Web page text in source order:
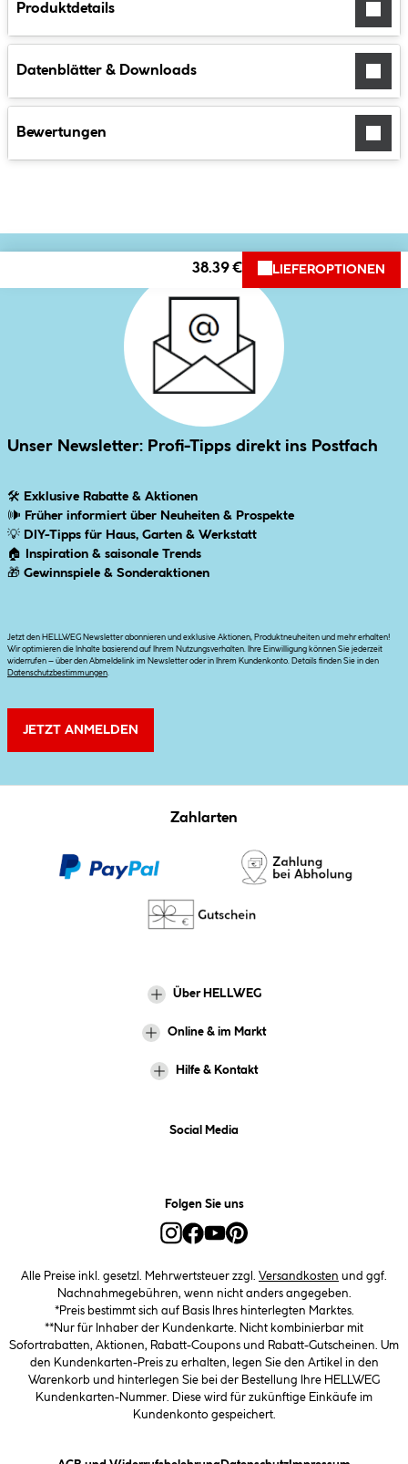
Produktdetails
Datenblätter & Downloads
Bewertungen
38.39 € LIEFEROPTIONEN
Unser Newsletter: Profi-Tipps direkt ins Postfach
🛠 Exklusive Rabatte & Aktionen
🕪 Früher informiert über Neuheiten & Prospekte
💡 DIY-Tipps für Haus, Garten & Werkstatt
🏠
Inspiration & saisonale Trends
🎁 Gewinnspiele & Sonderaktionen
Jetzt den HELLWEG Newsletter abonnieren und exklusive Aktionen, Produktneuheiten und mehr erhalten!
Wir optimieren die Inhalte basierend auf Ihrem Nutzungsverhalten. Ihre Einwilligung können Sie jederzeit
widerrufen – über den Abmeldelink im Newsletter oder in Ihrem Kundenkonto. Details finden Sie in den
Datenschutzbestimmungen
JETZT ANMELDEN
Zahlarten
Über HELLWEG
Online & im Markt
Hilfe & Kontakt
Social Media
Folgen Sie uns
Alle Preise inkl. gesetzl. Mehrwertsteuer zzgl. Versandkosten und ggf.
Nachnahmegebühren, wenn nicht anders angegeben.
*Preis bestimmt sich auf Basis Ihres hinterlegten Marktes.
**Nur für Inhaber der Kundenkarte. Nicht kombinierbar mit
Sofortrabatten, Aktionen, Rabatt-Coupons und Rabatt-Gutscheinen. Um
den Kundenkarten-Preis zu erhalten, legen Sie den Artikel in den
Warenkorb und hinterlegen Sie bei der Bestellung Ihre HELLWEG
Kundenkarten-Nummer. Diese wird für zukünftige Einkäufe im
Kundenkonto gespeichert.